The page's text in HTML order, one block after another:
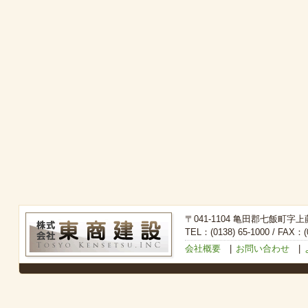
〒041-1104 亀田郡七飯町字上
TEL：(0138) 65-1000 / FAX：
会社概要| お問い合わせ|